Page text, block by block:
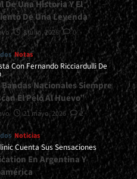
De Una Historia Y El
De Una Leyenda
8 julio, 2026 0
Notas
Con Fernando Ricciardulli De
Bandas Nacionales Siempre
El Pelo Al Huevo”
21 mayo, 2026 2
Noticias
Cuenta Sus Sensaciones
En Argentina Y